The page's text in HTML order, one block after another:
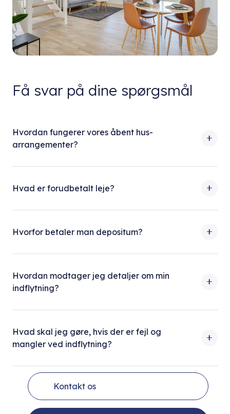
Få svar på dine spørgsmål
Hvordan fungerer vores åbent hus-
arrangementer?
Hvad er forudbetalt leje?
Hvorfor betaler man depositum?
Hvordan modtager jeg detaljer om min
indflytning?
Hvad skal jeg gøre, hvis der er fejl og
mangler ved indflytning?
Kontakt os